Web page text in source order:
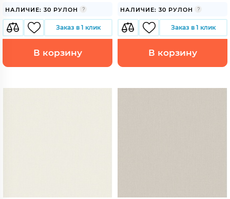
НАЛИЧИЕ: 30 РУЛОН
Заказ в 1 клик
В корзину
НАЛИЧИЕ: 30 РУЛОН
Заказ в 1 клик
В корзину